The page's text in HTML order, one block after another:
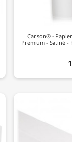
Canson® -
Premium - Satiné -